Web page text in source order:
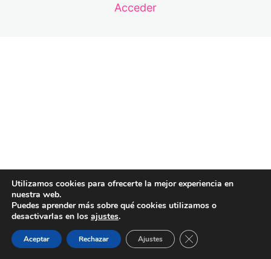
Acceder
Utilizamos cookies para ofrecerte la mejor experiencia en
nuestra web.
Puedes aprender más sobre qué cookies utilizamos o
desactivarlas en los ajustes.
Aceptar Rechazar Ajustes Cerrar el banner de